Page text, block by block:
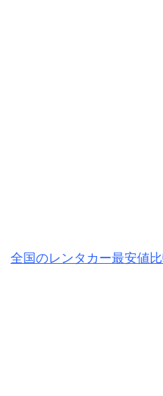
全国のレンタカー最安値